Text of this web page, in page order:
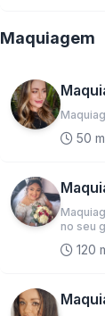
Maquiagem
50
no seu
120